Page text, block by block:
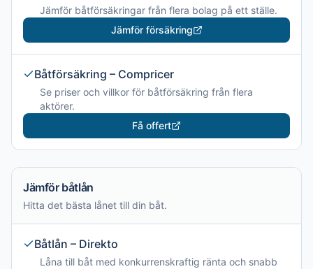
Jämför båtförsäkringar från flera bolag på ett ställe.
Jämför försäkring
Båtförsäkring – Compricer
Se priser och villkor för båtförsäkring från flera
aktörer.
Få offert
Jämför båtlån
Hitta det bästa lånet till din båt.
Båtlån – Direkto
Låna till båt med konkurrenskraftig ränta och snabb